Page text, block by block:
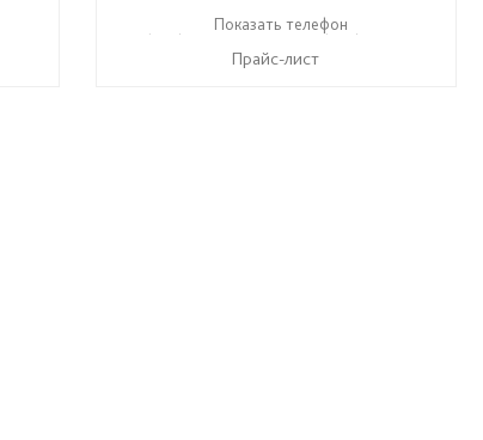
95 +7 (999) 611-98-99 ☎+7 (999) 610-99-95
Показать телефон
Прайс-лист